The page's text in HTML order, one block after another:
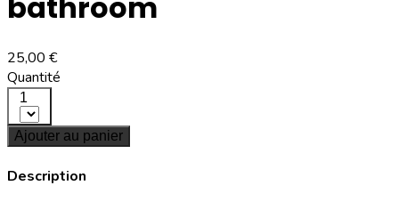
25,00 €
Quantité
1
Ajouter au panier
Description